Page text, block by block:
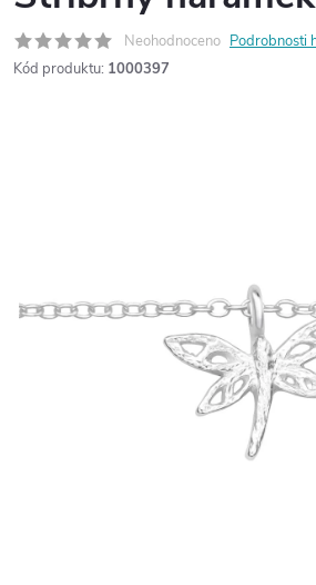
Neohodnoceno Podrobnosti
Kód produktu: 1000397